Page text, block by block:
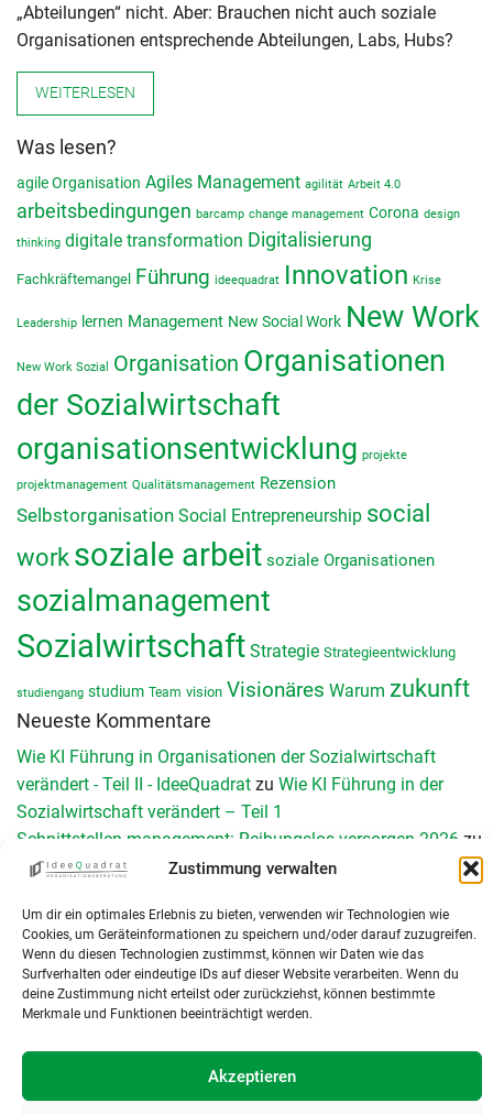
Zustimmung verwalten
Um dir ein optimales Erlebnis zu bieten, verwenden wir Technologien wie
Cookies, um Geräteinformationen zu speichern und/oder darauf zuzugreifen.
Wenn du diesen Technologien zustimmst, können wir Daten wie das
Surfverhalten oder eindeutige IDs auf dieser Website verarbeiten. Wenn du
deine Zustimmung nicht erteilst oder zurückziehst, können bestimmte
Merkmale und Funktionen beeinträchtigt werden.
Akzeptieren
„Abteilungen“ nicht. Aber: Brauchen nicht auch soziale
Organisationen entsprechende Abteilungen, Labs, Hubs?
WEITERLESEN
Was lesen?
agile Organisation Agiles Management agilität Arbeit 4.0
arbeitsbedingungen barcamp change management Corona design
thinking digitale transformation Digitalisierung
Fachkräftemangel Führung ideequadrat Innovation Krise
Leadership lernen Management New Social Work New Work
New Work Sozial Organisation Organisationen
der Sozialwirtschaft
organisationsentwicklung projekte
projektmanagement Qualitätsmanagement Rezension
Selbstorganisation Social Entrepreneurship social
work soziale arbeit soziale Organisationen
sozialmanagement
Sozialwirtschaft Strategie Strategieentwicklung
studiengang studium Team vision Visionäres Warum zukunft
Neueste Kommentare
Wie KI Führung in Organisationen der Sozialwirtschaft
verändert - Teil II - IdeeQuadrat zu Wie KI Führung in der
Sozialwirtschaft verändert – Teil 1
Schnittstellen management: Reibungslos versorgen 2026 zu
Schnittstellenmanagement in Organisationen der Sozialen
Umsetzung
Teamperformance Messung: Wirksame Teamentwicklung
durch DiagnosezuDas GRPI-Modell zur Teamentwicklung
KI und Digitalisierung in der Sozialwirtschaft: Neun
sind Organisationen – eine Einführung
Schulentwicklung systemisch gestalten: Wie